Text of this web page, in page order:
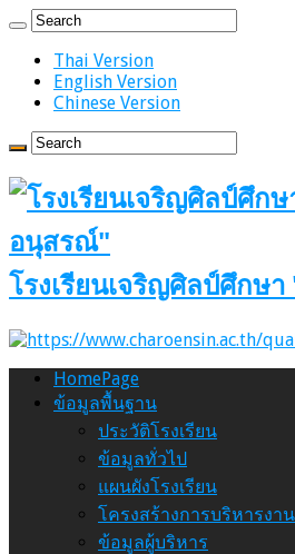
Thai Version
English Version
Chinese Version
โรงเรียนเจริญศิลป์ศึกษ
HomePage
ข้อมูลพื้นฐาน
ประวัติโรงเรียน
ข้อมูลทั่วไป
แผนผังโรงเรียน
โครงสร้างการบริหารงาน
ข้อมูลผู้บริหาร